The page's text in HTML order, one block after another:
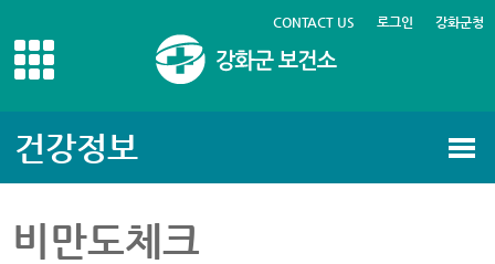
CONTACT US 로그인 강화군청
건강정보
비만도체크